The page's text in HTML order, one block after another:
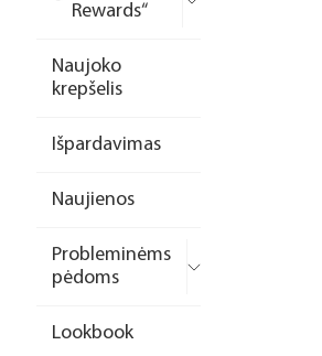
Rewards“
Naujoko
krepšelis
Išpardavimas
Naujienos
Probleminėms
pėdoms
Lookbook